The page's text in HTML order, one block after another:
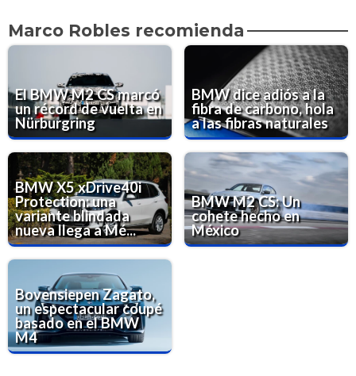
Marco Robles recomienda
El BMW M2 CS marcó
un récord de vuelta en
Nürburgring
BMW dice adiós a la
fibra de carbono, hola
a las fibras naturales
BMW X5 xDrive40i
Protection: una
variante blindada
nueva llega a Mé...
BMW M2 CS: Un
cohete hecho en
México
Bovensiepen Zagato,
un espectacular coupé
basado en el BMW
M4